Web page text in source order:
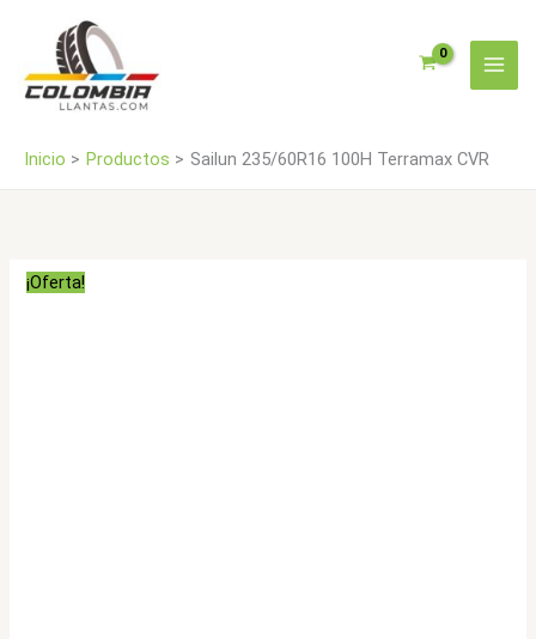
contenido
Inicio Productos Sailun 235/60R16 100H Terramax CVR
¡Oferta!
cantidad